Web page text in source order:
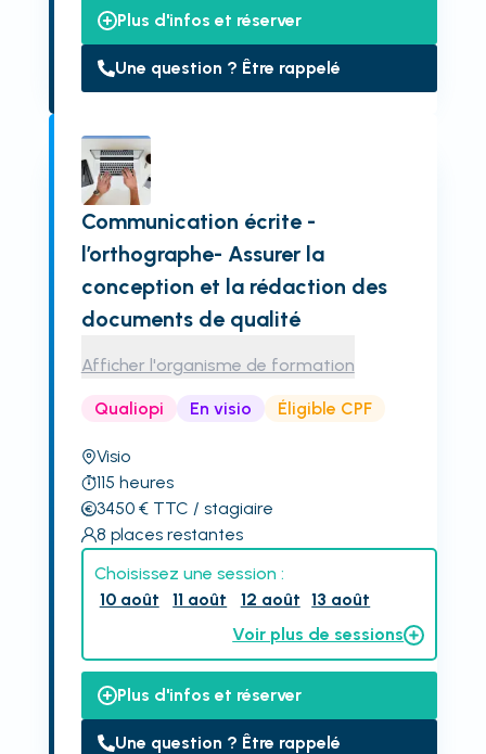
Plus d'infos et réserver
Une question ? Être rappelé
Communication écrite -
l’orthographe- Assurer la
conception et la rédaction des
documents de qualité
Afficher l'organisme de formation
Qualiopi En visio Éligible CPF
Visio
115 heures
3450€ TTC / stagiaire
8 places restantes
Choisissez une session :
10 août
11 août 12 août 13 août
Voir plus de sessions
Plus d'infos et réserver
Une question ? Être rappelé